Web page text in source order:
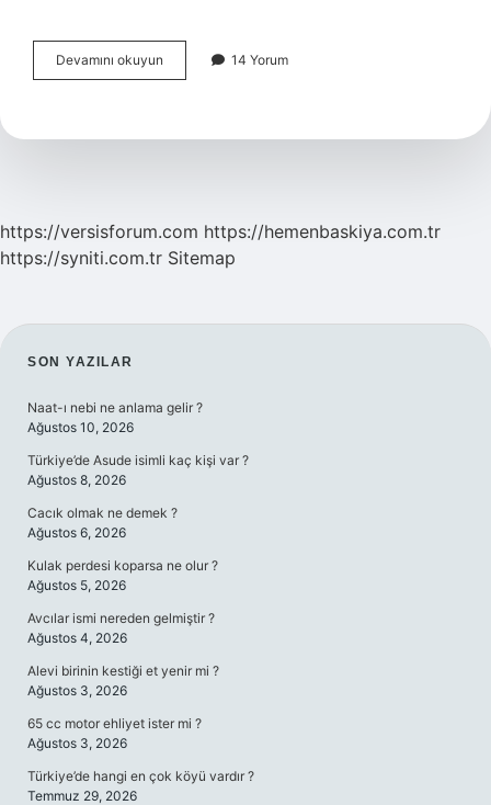
Devamını okuyun Tasarrufta
Bulunma
14 Yorum
https://versisforum.com https://hemenbaskiya.com.tr
https://syniti.com.tr Sitemap
SIDEBAR
SON YAZILAR
Naat-ı nebi ne anlama gelir ?
Ağustos 10, 2026
Türkiye’de Asude isimli kaç kişi var ?
Ağustos 8, 2026
Cacık olmak ne demek ?
Ağustos 6, 2026
Kulak perdesi koparsa ne olur ?
Ağustos 5, 2026
Avcılar ismi nereden gelmiştir ?
Ağustos 4, 2026
Alevi birinin kestiği et yenir mi ?
Ağustos 3, 2026
65 cc motor ehliyet ister mi ?
Ağustos 3, 2026
Türkiye’de hangi en çok köyü vardır ?
Temmuz 29, 2026